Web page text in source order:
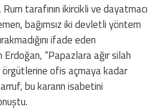
tarafının ikircikli ve dayatmacı
bağımsız iki devletli yöntem
ifade eden
Erdoğan, “Papazlara ağır silah
ofis açmaya kadar
bu kararın isabetini